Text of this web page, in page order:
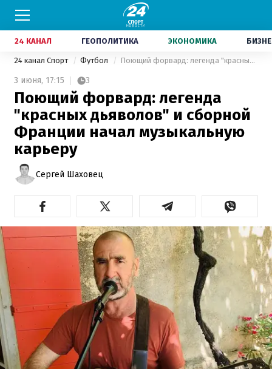
24 КАНАЛ ГЕОПОЛИТИКА ЭКОНОМИКА
24 канал Спорт Футбол Поющий форвард: легенда "красных дьяволов" и сборной Франции начал музыкальную карьеру
3 июня, 17:15 3
Поющий форвард: легенда
"красных дьяволов" и сборной
Франции начал музыкальную
карьеру
Сергей Шаховец